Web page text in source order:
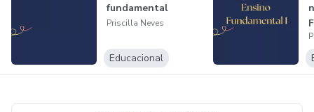
fundamental
Priscilla Neves
Educacional